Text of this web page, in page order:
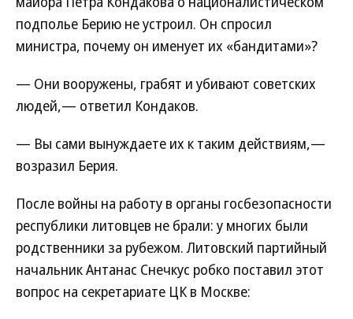
подполье Берию не устроил. Он спросил
министра, почему он именует их «бандитами»?
— Они вооружены, грабят и убивают советских
людей,— ответил Кондаков.
— Вы сами вынуждаете их к таким действиям,—
возразил Берия.
После войны на работу в органы госбезопасности
республики литовцев не брали: у многих были
родственники за рубежом. Литовский партийный
начальник Антанас Снечкус робко поставил этот
вопрос на секретариате ЦК в Москве: